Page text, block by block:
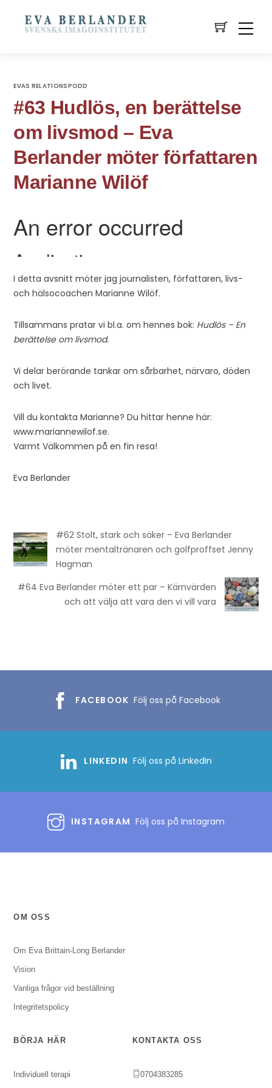
EVAS RELATIONSPODD
#63 Hudlös, en berättelse
om livsmod – Eva
Berlander möter författaren
Marianne Wilöf
I detta avsnitt möter jag journalisten, författaren, livs-
och hälsocoachen Marianne Wilöf.
Tillsammans pratar vi bl.a. om hennes bok: Hudlös – En
berättelse om livsmod.
Vi delar berörande tankar om sårbarhet, närvaro, döden
och livet.
Vill du kontakta Marianne? Du hittar henne här:
www.mariannewilof.se.
Varmt Välkommen på en fin resa!
Eva Berlander
#62 Stolt, stark och säker – Eva Berlander
möter mentaltränaren och golfproffset Jenny
Hagman
#64 Eva Berlander möter ett par – Kärnvärden
och att välja att vara den vi vill vara
FACEBOOK Följ oss på Facebook
LINKEDIN Följ oss på LinkedIn
INSTAGRAM Följ oss på Instagram
OM OSS
Om Eva Brittain-Long Berlander
Vision
Vanliga frågor vid beställning
Integritetspolicy
BÖRJA HÄR
Individuell terapi
KONTAKTA OSS
0704383285